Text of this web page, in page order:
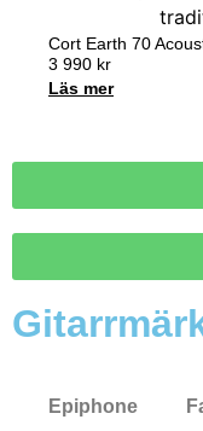
Cort Earth 70
3 990 kr
Läs mer
Epiphone